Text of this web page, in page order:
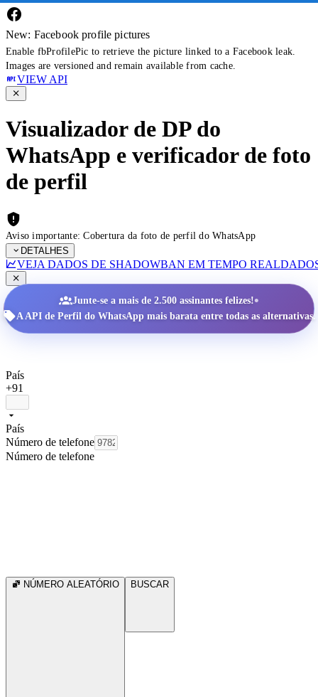
New: Facebook profile pictures
Enable fbProfilePic to retrieve the picture linked to a Facebook leak.
Images are versioned and remain available from cache.
VIEW API
Visualizador de DP do
WhatsApp e verificador de foto
de perfil
Aviso importante: Cobertura da foto de perfil do WhatsApp
DETALHES
VEJA DADOS DE SHADOWBAN EM TEMPO REAL
Junte-se a mais de 2.500 assinantes felizes!•
A API de Perfil do WhatsApp mais barata entre todas as alternativas.
País
+91
País
Número de telefone
Número de telefone
NÚMERO ALEATÓRIO BUSCAR